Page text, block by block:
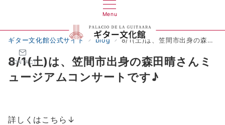
Menu
CONTACT
ギター文化館公式サイト blog 8/1(土)は、笠間市出身の森田晴さんミュージアムコンサートです♪
8/1(土)は、笠間市出身の森田晴さんミ
ュージアムコンサートです♪
詳しくはこちら↓